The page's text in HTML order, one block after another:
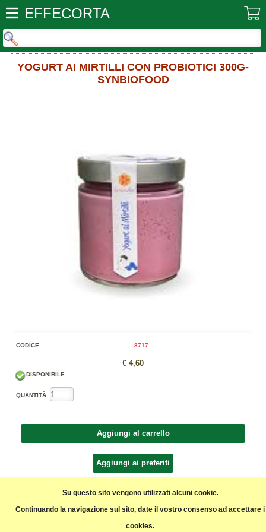
Su questo sito vengono utilizzati alcuni cookie.
Continuando la navigazione sul sito, date il vostro consenso ad accettare i
cookies.
EFFECORTA
YOGURT AI MIRTILLI CON PROBIOTICI 300G-
SYNBIOFOOD
CODICE 8717
€ 4,60
DISPONIBILE
QUANTITÀ
Aggiungi al carrello
Aggiungi ai preferiti
Condividi